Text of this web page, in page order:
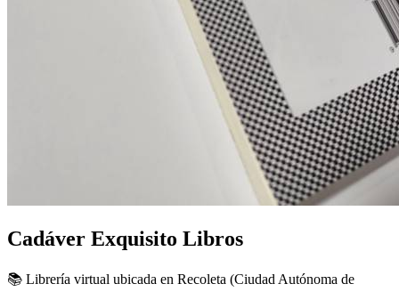
Cadáver Exquisito Libros
📚 Librería virtual ubicada en Recoleta (Ciudad Autónoma de